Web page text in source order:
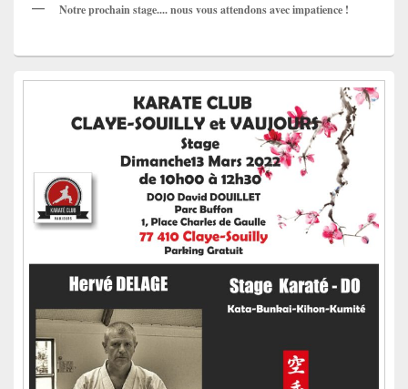
Notre prochain stage.... nous vous attendons avec impatience !